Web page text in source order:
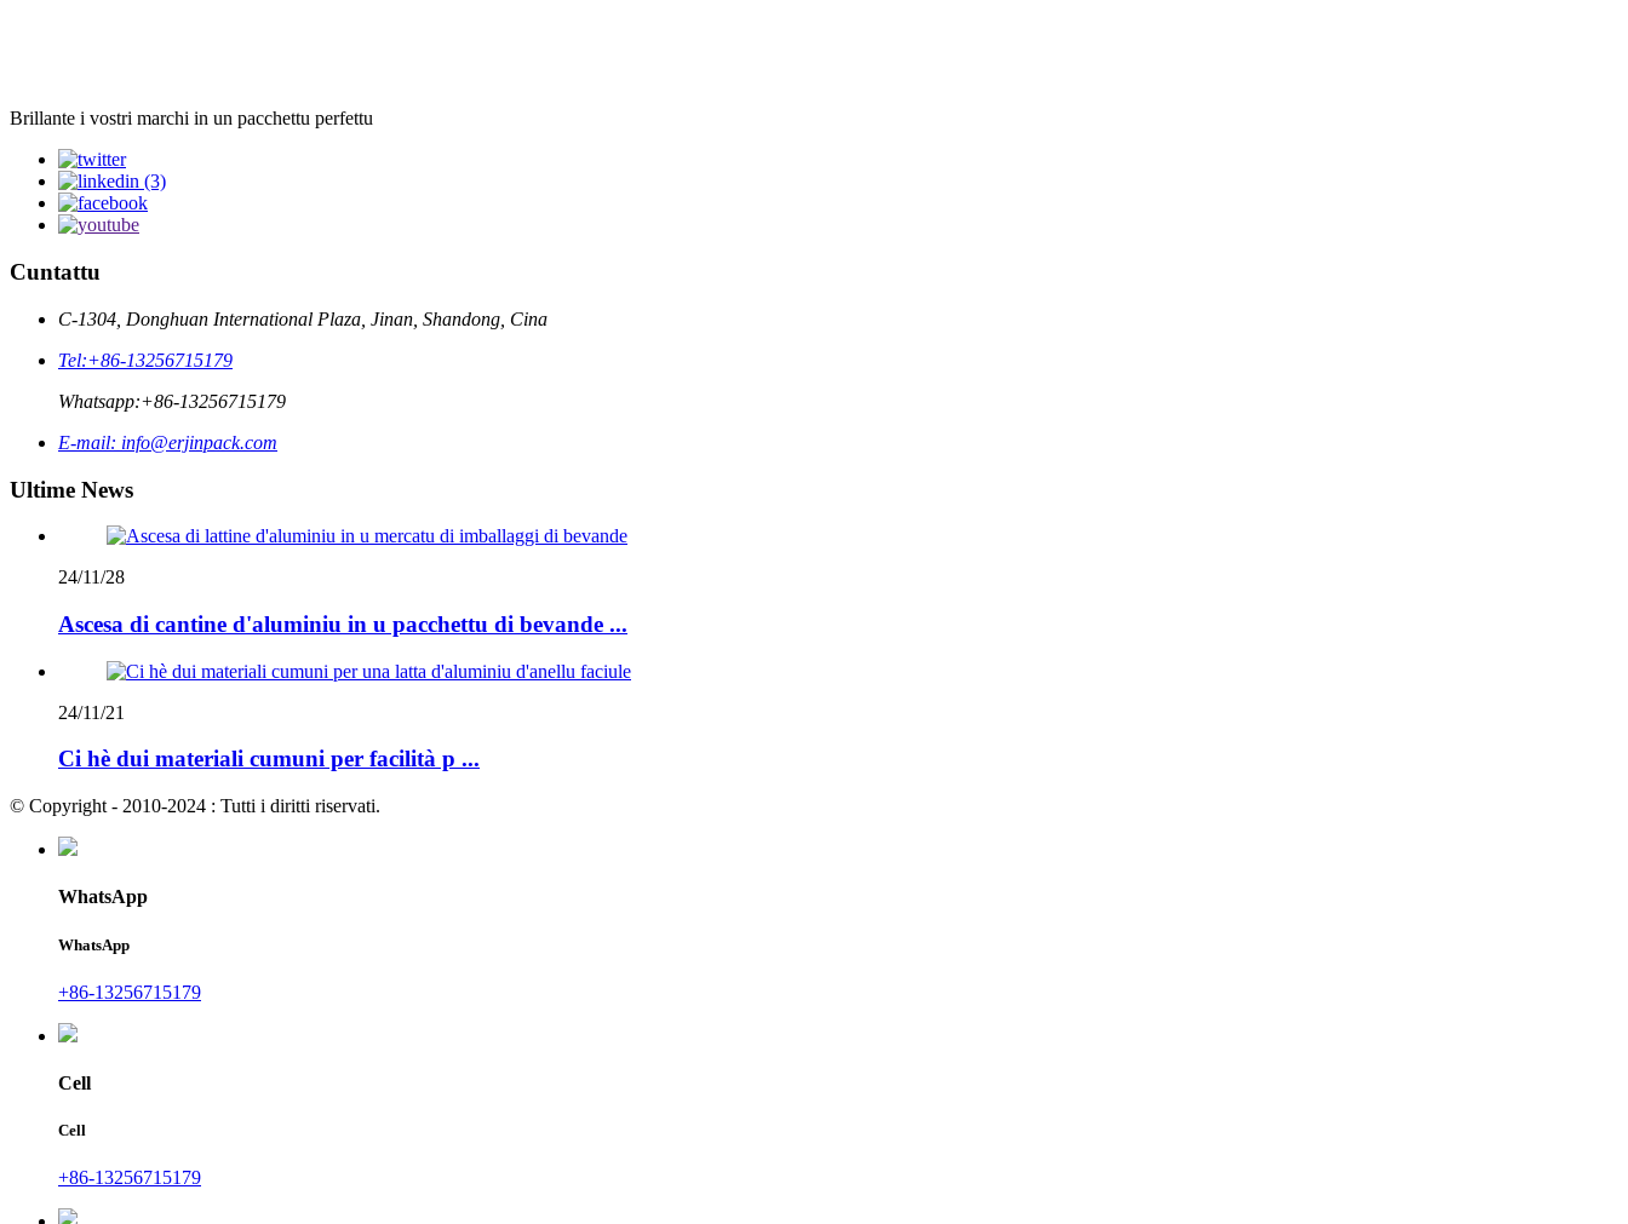
Brillante i vostri marchi in un pacchettu perfettu
Cuntattu
C-1304, Donghuan International Plaza, Jinan, Shandong, Cina
Tel:+86-13256715179
Whatsapp:+86-13256715179
E-mail: info@erjinpack.com
Ultime News
24/11/28
Ascesa di cantine d'aluminiu in u pacchettu di bevande ...
24/11/21
Ci hè dui materiali cumuni per facilità p ...
© Copyright - 2010-2024 : Tutti i diritti riservati.
WhatsApp
WhatsApp
+86-13256715179
Cell
Cell
+86-13256715179